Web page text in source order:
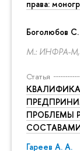
права:
Боголюбов
М.: ИНФРА-М,
Статья
ПРОБЛЕМЫ
Гареев А. А.